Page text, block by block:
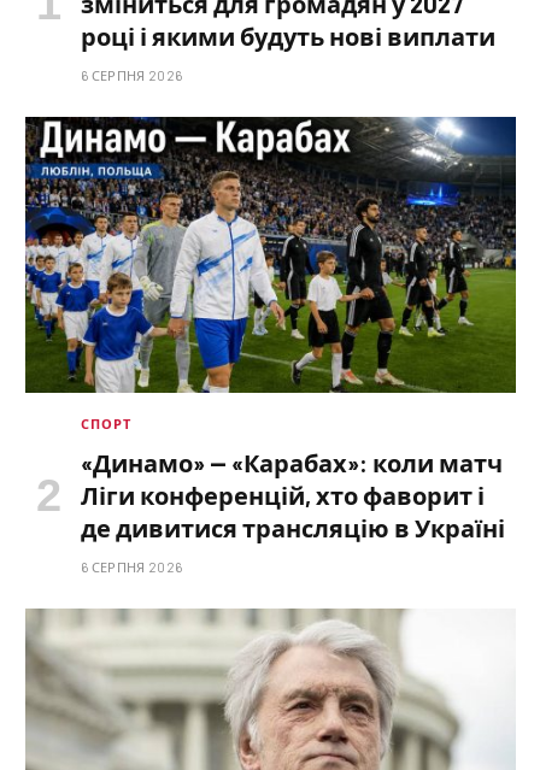
році і якими будуть нові виплати
6 СЕРПНЯ 2026
СПОРТ
«Динамо» — «Карабах»: коли матч
Ліги конференцій, хто фаворит і
де дивитися трансляцію в Україні
6 СЕРПНЯ 2026